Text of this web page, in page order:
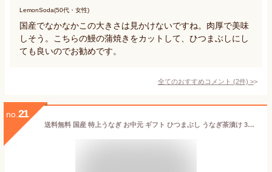
LemonSoda(50代・女性)
国産でなかなかこの大きさは見かけないですね。肉厚で美味
しそう。こちらの鰻の蒲焼きをカットして、ひつまぶしにし
ても良いのでお勧めです。
全てのおすすめコメント (2件) >
no. 21
送料無料 国産 特上うなぎ お中元 ギフト ひつまぶし うなぎ茶漬け 3個セット（離島、沖縄、北海道は追加送料がかかります）